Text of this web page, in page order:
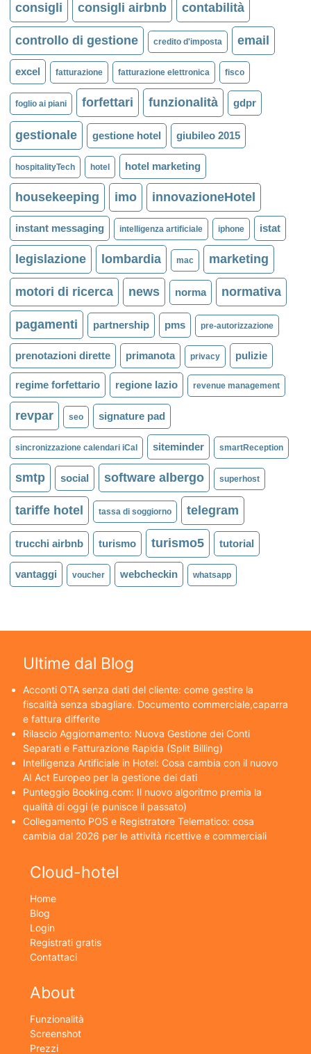
consigli consigli airbnb contabilità
controllo di gestione credito d'imposta email
excel fatturazione fatturazione elettronica fisco
foglio ai piani forfettari funzionalità gdpr
gestionale gestione hotel giubileo 2015
hospitalityTech hotel hotel marketing
housekeeping imo innovazioneHotel
instant messaging intelligenza artificiale iphone istat
legislazione lombardia mac marketing
motori di ricerca news norma normativa
pagamenti partnership pms pre-autorizzazione
prenotazioni dirette primanota privacy pulizie
regime forfettario regione lazio revenue management
revpar seo signature pad
sincronizzazione calendari iCal siteminder smartReception
smtp social software albergo superhost
tariffe hotel tassa di soggiorno telegram
trucchi airbnb turismo turismo5 tutorial
vantaggi voucher webcheckin whatsapp
Ultime dal Blog
Acconti OTA senza dati del cliente: come gestire la
fiscalità senza sbagliare. Documento commerciale,caparra
e fattura differite
Rilascio Aggiornamento: Nuova Gestione dei Conti
Separati e Fatturazione Rapida (Split Billing)
Intelligenza Artificiale in Hotel: Cosa cambia con il nuovo
AI Act Europeo per la gestione dei dati
Punteggio Booking.com: Il nuovo algoritmo premia la
qualità di oggi (e punisce il passato)
Collegamento POS e Registratore Telematico: cosa
cambia dal 2026 per le attività ricettive e commerciali
Cloud-hotel
Home
Blog
Login
Registrati gratis
Contattaci
About
Funzionalità
Screenshot
Prezzi